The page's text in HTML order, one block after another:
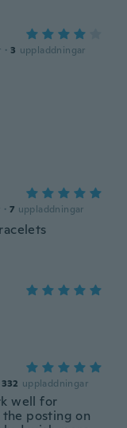
· 3 uppladdningar
· 7 uppladdningar
332 uppladdningar
well for
posting on